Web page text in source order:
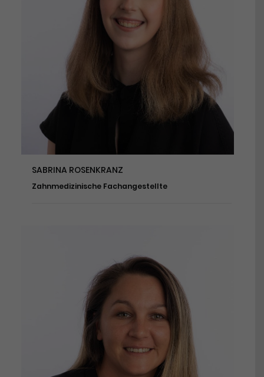
SABRINA ROSENKRANZ
Zahnmedizinische Fachangestellte